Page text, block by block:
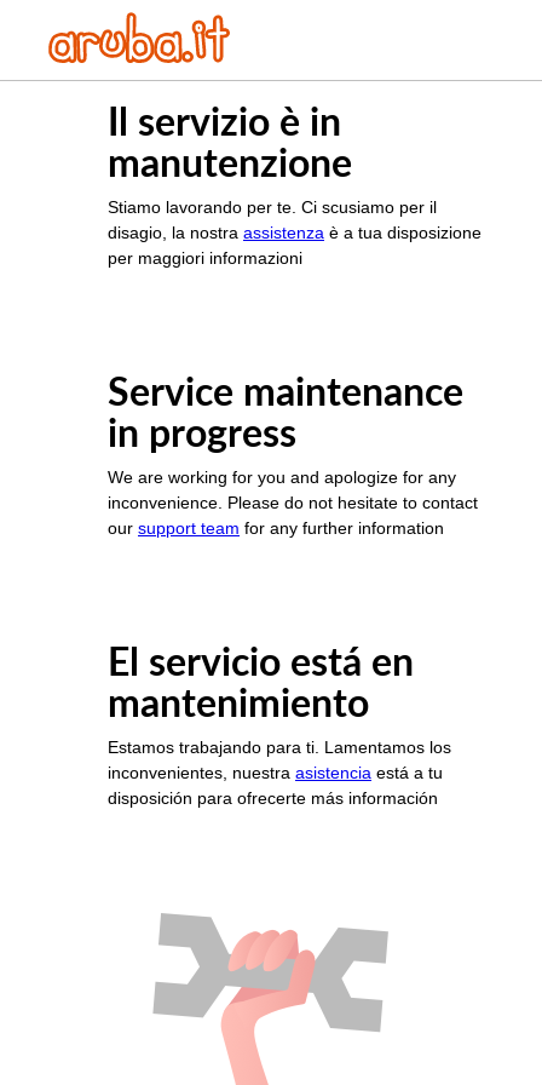
Il servizio è in
manutenzione
Stiamo lavorando per te. Ci scusiamo per il
disagio, la nostra assistenza è a tua disposizione
per maggiori informazioni
Service maintenance
in progress
We are working for you and apologize for any
inconvenience. Please do not hesitate to contact
our support team for any further information
El servicio está en
mantenimiento
Estamos trabajando para ti. Lamentamos los
inconvenientes, nuestra asistencia está a tu
disposición para ofrecerte más información